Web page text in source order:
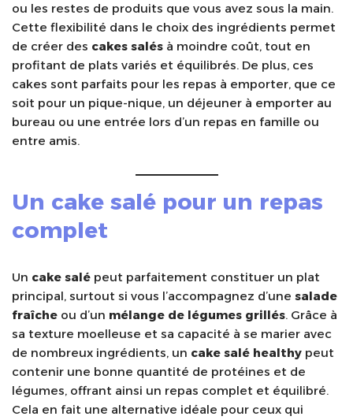
ou les restes de produits que vous avez sous la main.
Cette flexibilité dans le choix des ingrédients permet
de créer des cakes salés à moindre coût, tout en
profitant de plats variés et équilibrés. De plus, ces
cakes sont parfaits pour les repas à emporter, que ce
soit pour un pique-nique, un déjeuner à emporter au
bureau ou une entrée lors d’un repas en famille ou
entre amis.
Un cake salé pour un repas
complet
Un cake salé peut parfaitement constituer un plat
principal, surtout si vous l’accompagnez d’une salade
fraîche ou d’un mélange de légumes grillés. Grâce à
sa texture moelleuse et sa capacité à se marier avec
de nombreux ingrédients, un cake salé healthy peut
contenir une bonne quantité de protéines et de
légumes, offrant ainsi un repas complet et équilibré.
Cela en fait une alternative idéale pour ceux qui